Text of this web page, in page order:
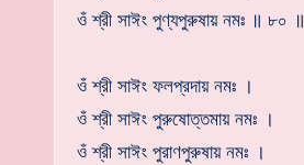
ওঁ শ্রী সাঈং পুণ্যপুরুষায় নমঃ ॥ ৮০ ॥
ওঁ শ্রী সাঈং ফলপ্রদায় নমঃ ।
ওঁ শ্রী সাঈং পুরুষোত্তমায় নমঃ ।
ওঁ শ্রী সাঈং পুরাণপুরুষায় নমঃ ।